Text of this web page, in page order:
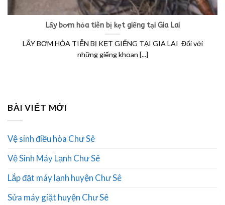
Lấy bơm hỏa tiễn bị kẹt giếng tại Gia Lai
LẤY BƠM HỎA TIỄN BỊ KẸT GIẾNG TẠI GIA LAI Đối với
những giếng khoan [...]
BÀI VIẾT MỚI
Vệ sinh điều hòa Chư Sê
Vệ Sinh Máy Lạnh Chư Sê
Lắp đặt máy lạnh huyện Chư Sê
Sửa máy giặt huyện Chư Sê